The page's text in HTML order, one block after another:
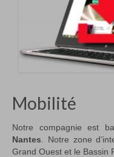
Mobilité
Notre compagnie est
Nantes . Notre zone
Grand Ouest et le Bassin